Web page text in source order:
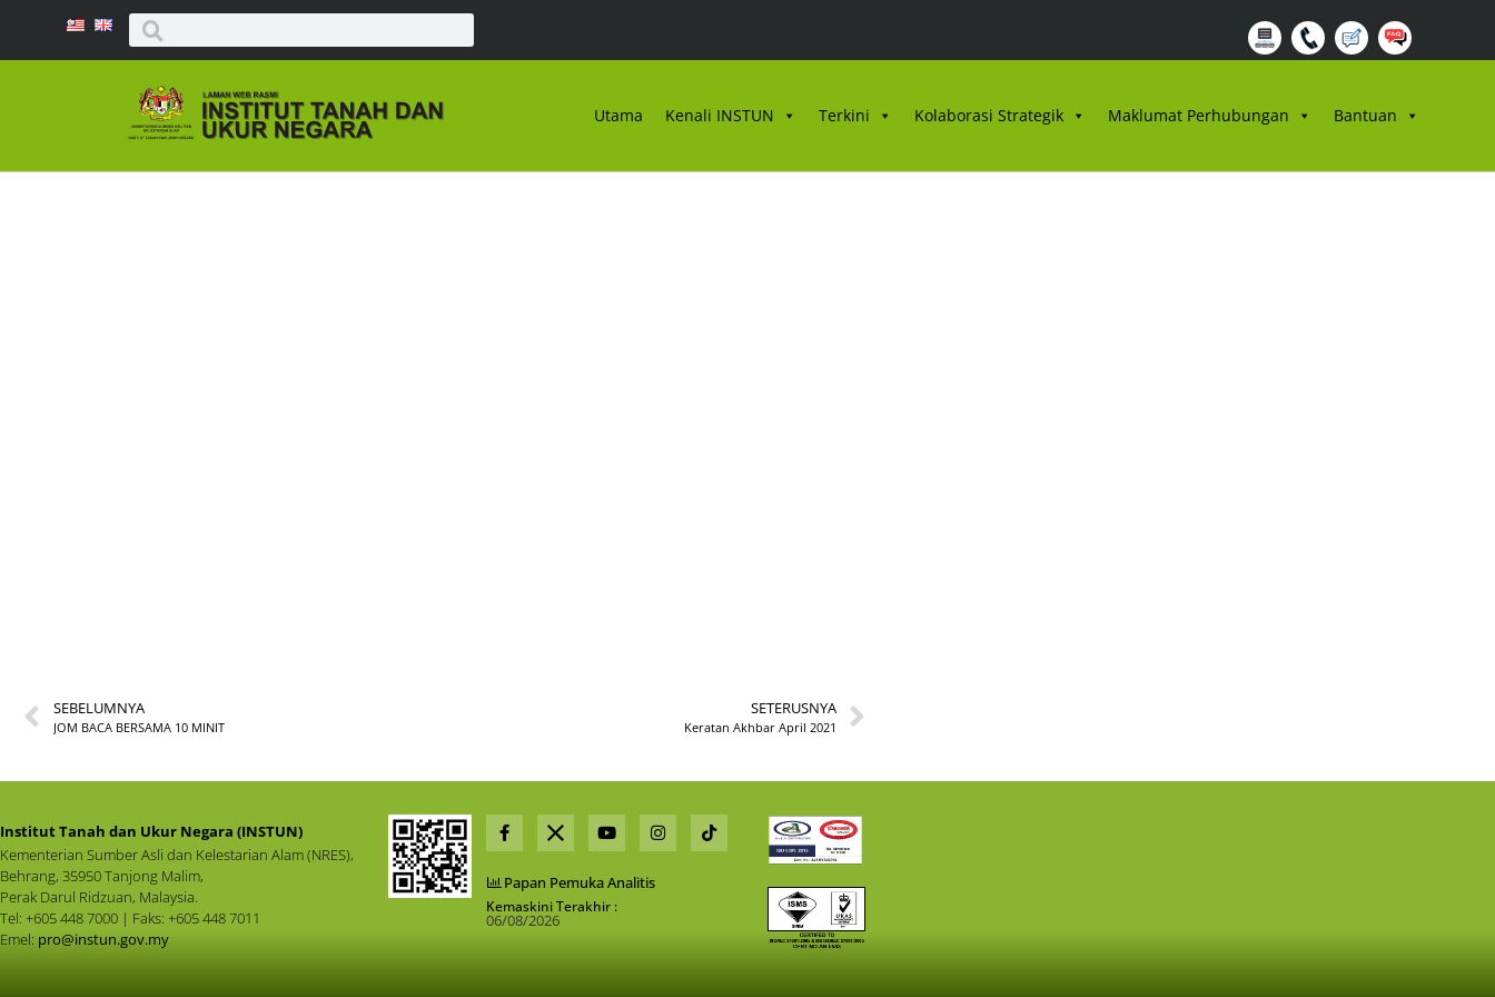
Utama Kenali INSTUN Terkini Kolaborasi Strategik Maklumat Perhubungan Bantuan
SEBELUMNYA
JOM BACA BERSAMA 10 MINIT
SETERUSNYA
Keratan Akhbar April 2021
Institut Tanah dan Ukur Negara (INSTUN)
Kementerian Sumber Asli dan Kelestarian Alam (NRES),
Behrang, 35950 Tanjong Malim,
Perak Darul Ridzuan, Malaysia.
Tel: +605 448 7000 | Faks: +605 448 7011
Emel: pro@instun.gov.my
Papan Pemuka Analitis
Kemaskini Terakhir :
06/08/2026